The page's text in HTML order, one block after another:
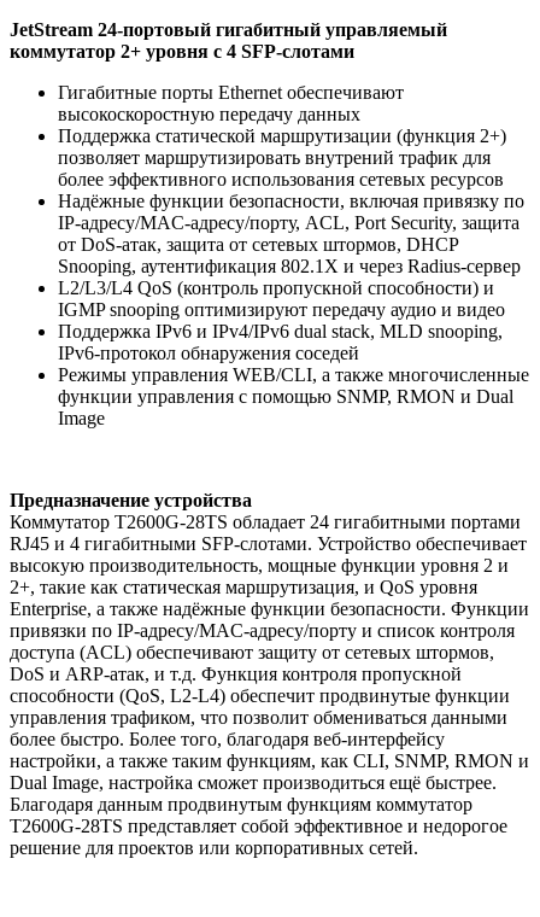
JetStream 24-портовый гигабитный управляемый
коммутатор 2+ уровня с 4 SFP-слотами
Гигабитные порты Ethernet обеспечивают
высокоскоростную передачу данных
Поддержка статической маршрутизации (функция 2+)
позволяет маршрутизировать внутрений трафик для
более эффективного использования сетевых ресурсов
Надёжные функции безопасности, включая привязку по
IP-адресу/MAC-адресу/порту, ACL, Port Security, защита
от DoS-атак, защита от сетевых штормов, DHCP
Snooping, аутентификация 802.1X и через Radius-сервер
L2/L3/L4 QoS (контроль пропускной способности) и
IGMP snooping оптимизируют передачу аудио и видео
Поддержка IPv6 и IPv4/IPv6 dual stack, MLD snooping,
IPv6-протокол обнаружения соседей
Режимы управления WEB/CLI, а также многочисленные
функции управления с помощью SNMP, RMON и Dual
Image
Предназначение устройства
Коммутатор T2600G-28TS обладает 24 гигабитными портами
RJ45 и 4 гигабитными SFP-слотами. Устройство обеспечивает
высокую производительность, мощные функции уровня 2 и
2+, такие как статическая маршрутизация, и QoS уровня
Enterprise, а также надёжные функции безопасности. Функции
привязки по IP-адресу/MAC-адресу/порту и список контроля
доступа (ACL) обеспечивают защиту от сетевых штормов,
DoS и ARP-атак, и т.д. Функция контроля пропускной
способности (QoS, L2-L4) обеспечит продвинутые функции
управления трафиком, что позволит обмениваться данными
более быстро. Более того, благодаря веб-интерфейсу
настройки, а также таким функциям, как CLI, SNMP, RMON и
Dual Image, настройка сможет производиться ещё быстрее.
Благодаря данным продвинутым функциям коммутатор
T2600G-28TS представляет собой эффективное и недорогое
решение для проектов или корпоративных сетей.